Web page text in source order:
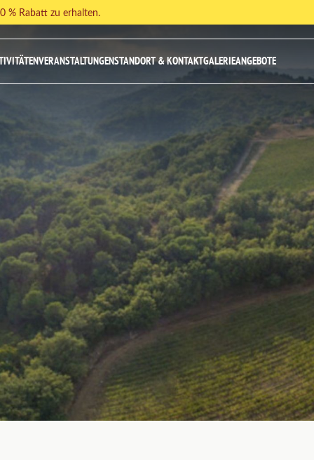
% Rabatt zu erhalten.
VERANSTALTUNGENSTANDORT & KONTAKTGALERIEANGEBOTE